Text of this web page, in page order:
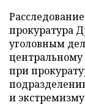
прокуратура
уголовным
центральному
при
и